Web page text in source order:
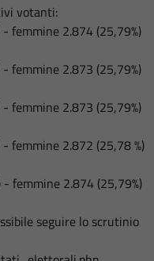
votanti:
femmine 2.874 (25,79%)
femmine 2.873 (25,79%)
femmine 2.873 (25,79%)
femmine 2.872 (25,78 %)
femmine 2.874 (25,79%)
seguire lo scrutinio